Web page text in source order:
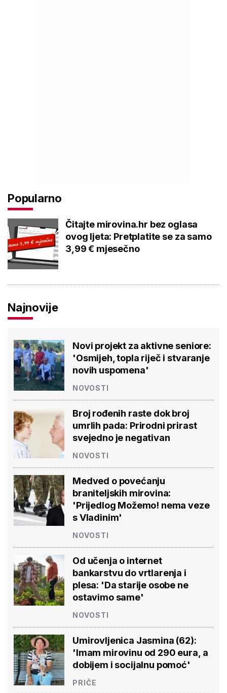
Popularno
Čitajte mirovina.hr bez oglasa
ovog ljeta: Pretplatite se za samo
3,99 € mjesečno
Najnovije
Novi projekt za aktivne seniore:
'Osmijeh, topla riječ i stvaranje
novih uspomena'
NOVOSTI
Broj rođenih raste dok broj
umrlih pada: Prirodni prirast
svejedno je negativan
NOVOSTI
Medved o povećanju
braniteljskih mirovina:
'Prijedlog Možemo! nema veze
s Vladinim'
NOVOSTI
Od učenja o internet
bankarstvu do vrtlarenja i
plesa: 'Da starije osobe ne
ostavimo same'
NOVOSTI
Umirovljenica Jasmina (62):
'Imam mirovinu od 290 eura, a
dobijem i socijalnu pomoć'
PRIČE